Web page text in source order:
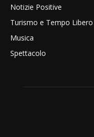
Notizie Positive
Turismo e Tempo Libero
Musica
Spettacolo